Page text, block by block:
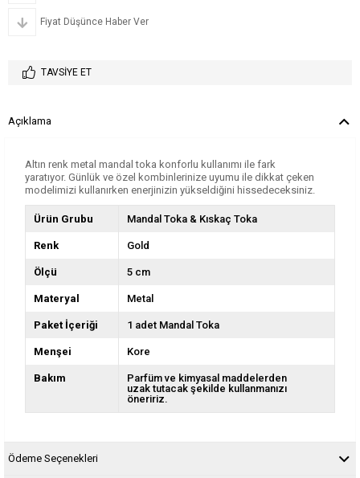
Fiyat Düşünce Haber Ver
TAVSIYE ET
Açıklama
Altın renk metal mandal toka konforlu kullanımı ile fark
yaratıyor. Günlük ve özel kombinlerinize uyumu ile dikkat çeken
modelimizi kullanırken enerjinizin yükseldiğini hissedeceksiniz.
Ürün Grubu Mandal Toka & Kıskaç Toka
Renk Gold
Ölçü 5 cm
Materyal Metal
Paket İçeriği 1 adet Mandal Toka
Menşei Kore
Bakım
Parfüm ve kimyasal maddelerden
uzak tutacak şekilde kullanmanızı
öneririz.
Ödeme Seçenekleri